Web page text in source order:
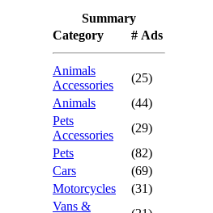
Summary
Category
# Ads
Animals
Accessories
(25)
Animals
(44)
Pets
Accessories
(29)
Pets
(82)
Cars
(69)
Motorcycles
(31)
Vans &